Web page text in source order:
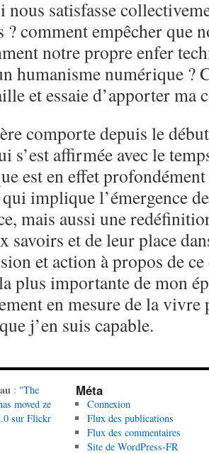
nous satisfasse
? comment empêcher que
notre propre enfer
humanisme numérique ?
et essaie d’apporter ma
comporte depuis le
s’est affirmée avec le
est en effet
implique l’émergence
mais aussi une
savoirs et de leur place
et action à propos de
plus importante de mon
en mesure de la vivre
j’en suis capable.
: "The
moved ze
sur Flickr
Méta
Connexion
Flux des publications
Flux des commentaires
Site de WordPress-FR